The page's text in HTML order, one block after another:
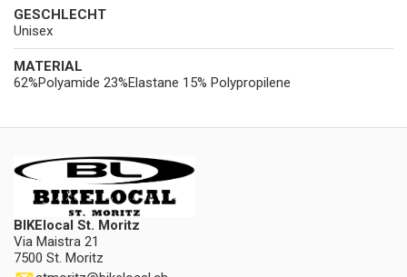
GESCHLECHT
Unisex
MATERIAL
62%Polyamide 23%Elastane 15% Polypropilene
BIKElocal St. Moritz
Via Maistra 21
7500 St. Moritz